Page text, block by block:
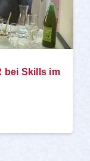
bei Skills im